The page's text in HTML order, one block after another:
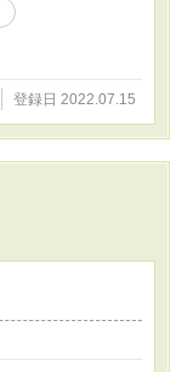
登録日 2022.07.15